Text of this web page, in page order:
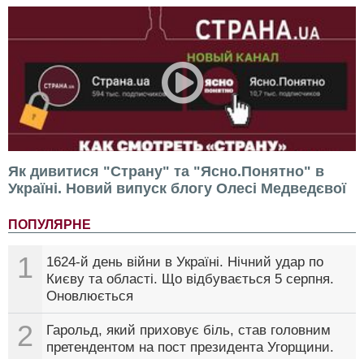
Як дивитися "Страну" та "Ясно.Понятно" в
Україні. Новий випуск блогу Олесі Медведєвої
ПОПУЛЯРНЕ
1
1624-й день війни в Україні. Нічний удар по
Києву та області. Що відбувається 5 серпня.
Оновлюється
2
Гарольд, який приховує біль, став головним
претендентом на пост президента Угорщини.